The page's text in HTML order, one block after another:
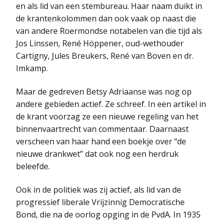
en als lid van een stembureau. Haar naam duikt in
de krantenkolommen dan ook vaak op naast die
van andere Roermondse notabelen van die tijd als
Jos Linssen, René Höppener, oud-wethouder
Cartigny, Jules Breukers, René van Boven en dr.
Imkamp.
Maar de gedreven Betsy Adriaanse was nog op
andere gebieden actief. Ze schreef. In een artikel in
de krant voorzag ze een nieuwe regeling van het
binnenvaartrecht van commentaar. Daarnaast
verscheen van haar hand een boekje over “de
nieuwe drankwet” dat ook nog een herdruk
beleefde.
Ook in de politiek was zij actief, als lid van de
progressief liberale Vrijzinnig Democratische
Bond, die na de oorlog opging in de PvdA. In 1935